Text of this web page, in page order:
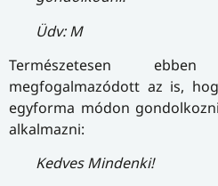
Üdv: M
Természetesen
megfogalmazódott az is,
egyforma módon
alkalmazni:
Kedves Mindenki!